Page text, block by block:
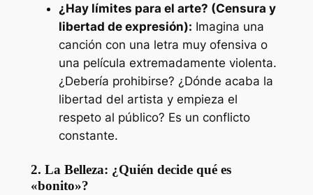
¿Hay límites para el arte? (Censura y
libertad de expresión): Imagina una
canción con una letra muy ofensiva o
una película extremadamente violenta.
¿Debería prohibirse? ¿Dónde acaba la
libertad del artista y empieza el
respeto al público? Es un conflicto
constante.
2. La Belleza: ¿Quién decide qué es
«bonito»?